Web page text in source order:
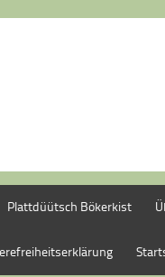
Plattdüütsch Bökerkist